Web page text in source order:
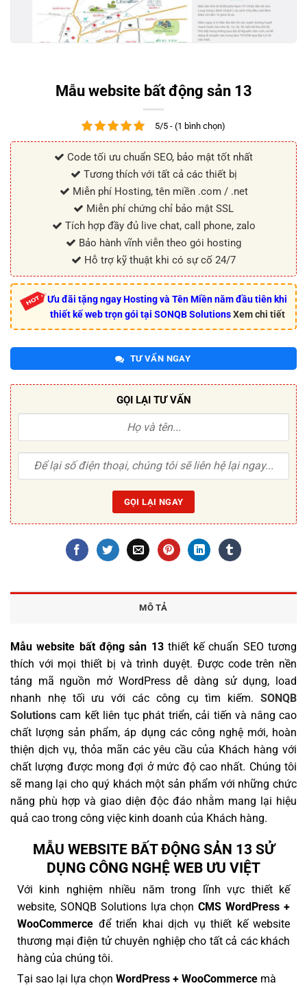
Mẫu website bất động sản 13
5/5 - (1 bình chọn)
Code tối ưu chuẩn SEO, bảo mật tốt nhất
Tương thích với tất cả các thiết bị
Miễn phí Hosting, tên miền .com / .net
Miễn phí chứng chỉ bảo mật SSL
Tích hợp đầy đủ live chat, call phone, zalo
Bảo hành vĩnh viễn theo gói hosting
Hỗ trợ kỹ thuật khi có sự cố 24/7
Ưu đãi tặng ngay Hosting và Tên Miền năm đầu tiên khi
thiết kế web trọn gói tại SONQB SolutionsXem chi tiết
TƯ VẤN NGAY
GỌI LẠI TƯ VẤN
MÔ TẢ
Mẫu website bất động sản 13thiết kế chuẩn SEO tương
thích với mọi thiết bị và trình duyệt. Được code trên nền
tảng mã nguồn mở WordPress dễ dàng sử dụng, load
nhanh nhẹ tối ưu với các công cụ tìm kiếm. SONQB
Solutions cam kết liên tục phát triển, cải tiến và nâng cao
chất lượng sản phẩm, áp dụng các công nghệ mới, hoàn
thiện dịch vụ, thỏa mãn các yêu cầu của Khách hàng với
chất lượng được mong đợi ở mức độ cao nhất. Chúng tôi
sẽ mang lại cho quý khách một sản phẩm với những chức
năng phù hợp và giao diện độc đáo nhằm mang lại hiệu
quả cao trong công việc kinh doanh của Khách hàng.
MẪU WEBSITE BẤT ĐỘNG SẢN 13 SỬ
DỤNG CÔNG NGHỆ WEB ƯU VIỆT
Với kinh nghiệm nhiều năm trong lĩnh vực thiết kế
website, SONQB Solutions lựa chọnCMS WordPress +
WooCommerce để triển khai dịch vụ thiết kế website
thương mại điện tử chuyên nghiệp cho tất cả các khách
hàng của chúng tôi.
Tại sao lại lựa chọn WordPress + WooCommerce mà